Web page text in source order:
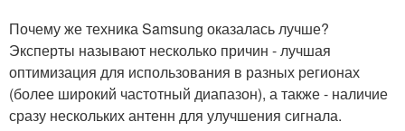
Почему же техника Samsung оказалась лучше?
Эксперты называют несколько причин - лучшая
оптимизация для использования в разных регионах
(более широкий частотный диапазон), а также - наличие
сразу нескольких антенн для улучшения сигнала.